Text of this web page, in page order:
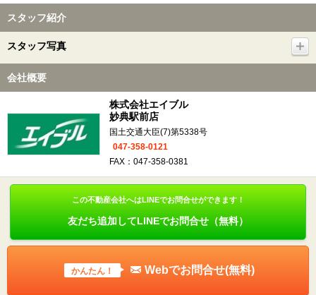
スタッフ紹介
スタッフ写真
会社概要
株式会社エイブル
妙典駅前店
国土交通大臣(7)第5338号
047-358-0121
FAX：047-358-0381
この不動産会社へはLINEでお問合せができます！
友だち追加してLINEでお問合せ（無料）
かんたん！ Webでお問合せ(無料)